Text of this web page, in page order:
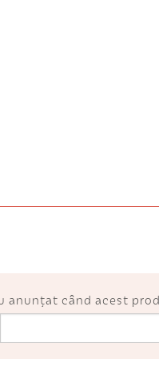
anunţat când acest